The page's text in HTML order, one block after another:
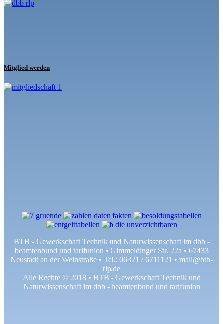
Mitglied werden
BTB - Gewerkschaft Technik und Naturwissenschaft im dbb -
beamtenbund und tarifunion • Gimmeldinger Str. 22a • 67433
Neustadt an der Weinstraße • Tel.: 06321 / 6711121 • mail@btb-
rlp.de
Alle Rechte © 2018 • BTB - Gewerkschaft Technik und
Naturwissenschaft im dbb - beamtenbund und tarifunion